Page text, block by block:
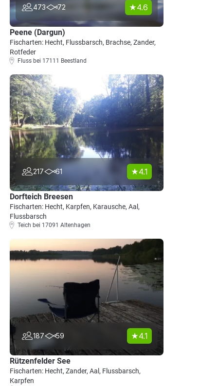
473 72 4.6
Peene (Dargun)
Fischarten: Hecht, Flussbarsch, Brachse, Zander,
Rotfeder
Fluss bei 17111 Beestland
217 61 4.1
Dorfteich Breesen
Fischarten: Hecht, Karpfen, Karausche, Aal,
Flussbarsch
Teich bei 17091 Altenhagen
187 59 4.1
Rützenfelder See
Fischarten: Hecht, Zander, Aal, Flussbarsch,
Karpfen